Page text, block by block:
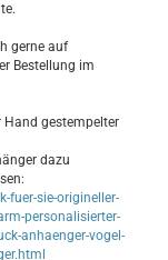
gerne auf
Bestellung im
Hand gestempelter
dazu
fuer-sie-origineller-
personalisierter-
anhaenger-vogel-